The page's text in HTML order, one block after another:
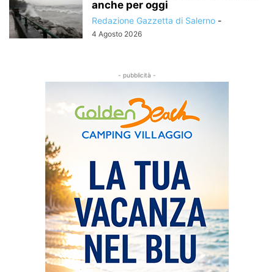
anche per oggi
Redazione Gazzetta di Salerno -
4 Agosto 2026
- pubblicità -